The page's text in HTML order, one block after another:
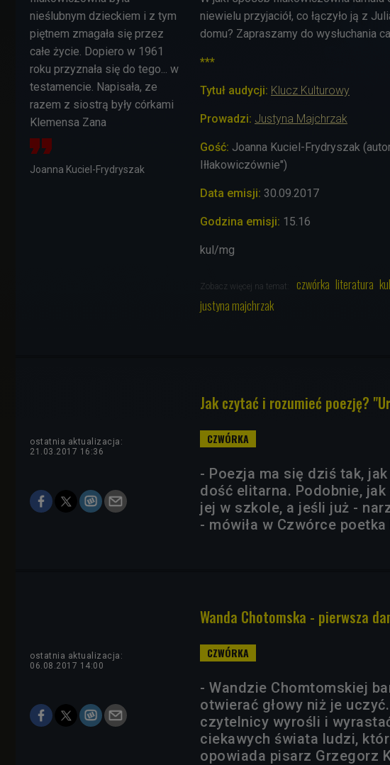
Joanna Kuciel-Frydryszak
nieślubnym dzieckiem i z tym
piętnem zmagała się przez
całe życie. Dopiero w 1961
roku przyznała się do tego... w
testamencie. Napisała, ze
razem z siostrą były córkami
Klemensa Zana
niewielu przyjaciół, co łączyło ją z
domu? Zapraszamy do wysłuchania
***
Tytuł audycji: Klucz Kulturowy
Prowadzi: Justyna Majchrzak
Gość: Joanna Kuciel-Frydryszak
Iłłakowiczównie")
Data emisji: 30.09.2017
Godzina emisji: 15.16
kul/mg
Zobacz więcej na temat: czwórka literatura
justyna majchrzak
Jak czytać i rozumieć poezję?
ostatnia aktualizacja:
21.03.2017 16:36
- Poezja ma się dziś tak,
dość elitarna. Podobnie,
jej w szkole, a jeśli już -
- mówiła w Czwórce
Wanda Chotomska - pierwsza
ostatnia aktualizacja:
06.08.2017 14:00
- Wandzie Chomtomskiej
otwierać głowy niż je
czytelnicy wyrośli i
ciekawych świata ludzi,
opowiada pisarz Grzegorz